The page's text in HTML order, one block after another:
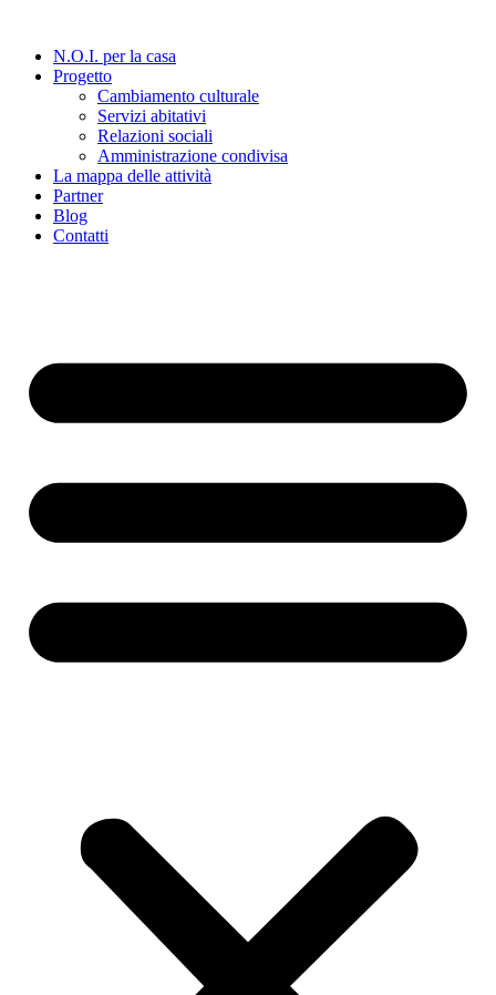
contenutoN.O.I. per la casa
Progetto
Cambiamento culturale
Servizi abitativi
Relazioni sociali
Amministrazione condivisa
La mappa delle attività
Partner
Blog
Contatti